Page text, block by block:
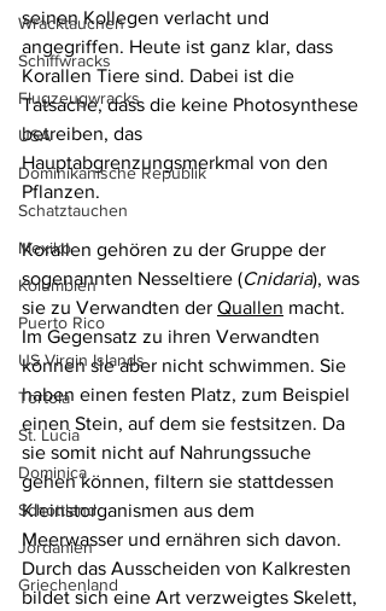
Wracktauchen
Schiffwracks
Flugzeugwracks
USA
Dominikanische Republik
Schatztauchen
Mexiko
Kolumbien
Puerto Rico
US Virgin Islands
Tortola
St. Lucia
Dominica
Schottland
Jordanien
Griechenland
seinen Kollegen verlacht und
angegriffen. Heute ist ganz klar, dass
Korallen Tiere sind. Dabei ist die
Tatsache, dass die keine Photosynthese
betreiben, das
Hauptabgrenzungsmerkmal von den
Pflanzen.
Korallen gehören zu der Gruppe der
sogenannten Nesseltiere (Cnidaria), was
sie zu Verwandten der Quallen macht.
Im Gegensatz zu ihren Verwandten
können sie aber nicht schwimmen. Sie
haben einen festen Platz, zum Beispiel
einen Stein, auf dem sie festsitzen. Da
sie somit nicht auf Nahrungssuche
gehen können, filtern sie stattdessen
Kleinstorganismen aus dem
Meerwasser und ernähren sich davon.
Durch das Ausscheiden von Kalkresten
bildet sich eine Art verzweigtes Skelett,